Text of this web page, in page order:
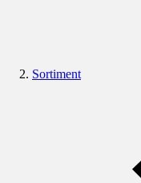
Sortiment